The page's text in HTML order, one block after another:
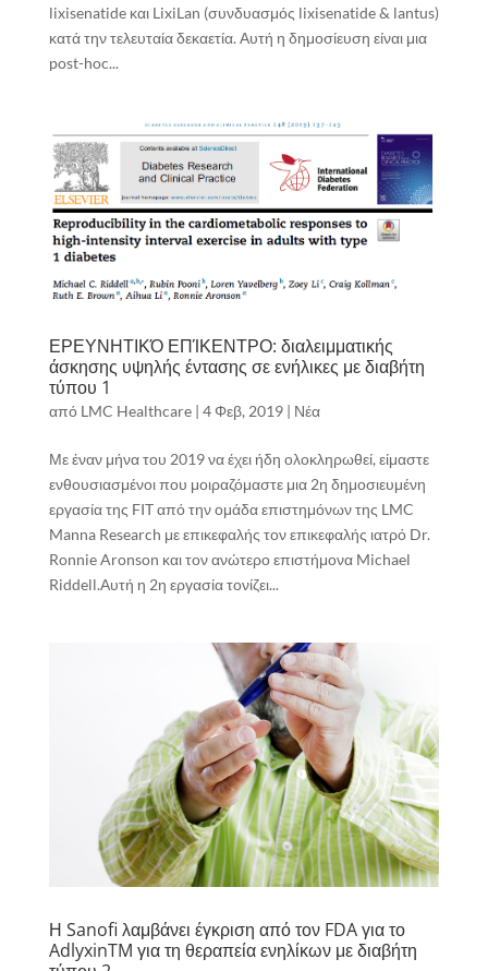
lixisenatide και LixiLan (συνδυασμός lixisenatide & lantus)
κατά την τελευταία δεκαετία. Αυτή η δημοσίευση είναι μια
post-hoc...
ΕΡΕΥΝΗΤΙΚΌ ΕΠΊΚΕΝΤΡΟ: διαλειμματικής
άσκησης υψηλής έντασης σε ενήλικες με διαβήτη
τύπου 1
από LMC Healthcare| 4 Φεβ, 2019| Νέα
Με έναν μήνα του 2019 να έχει ήδη ολοκληρωθεί, είμαστε
ενθουσιασμένοι που μοιραζόμαστε μια 2η δημοσιευμένη
εργασία της FIT από την ομάδα επιστημόνων της LMC
Manna Research με επικεφαλής τον επικεφαλής ιατρό Dr.
Ronnie Aronson και τον ανώτερο επιστήμονα Michael
Riddell.Αυτή η 2η εργασία τονίζει...
Η Sanofi λαμβάνει έγκριση από τον FDA για το
AdlyxinTM για τη θεραπεία ενηλίκων με διαβήτη